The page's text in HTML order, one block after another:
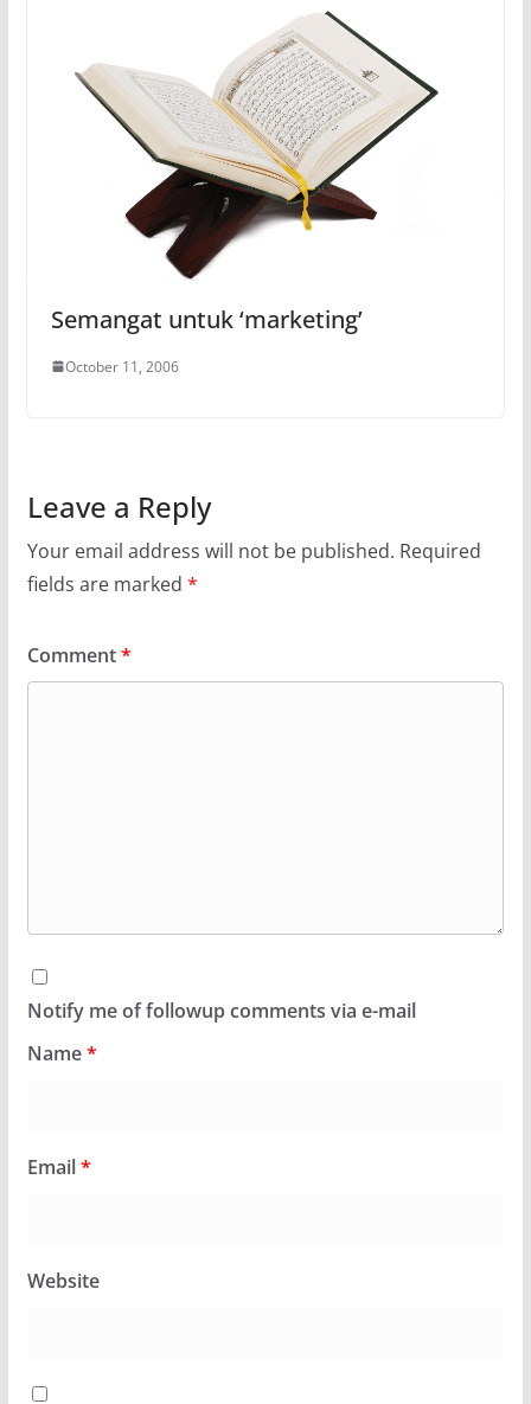
Semangat untuk ‘marketing’
October 11, 2006
Leave a Reply
Your email address will not be published. Required
fields are marked *
Comment*
Notify me of followup comments via e-mail
Name*
Email*
Website